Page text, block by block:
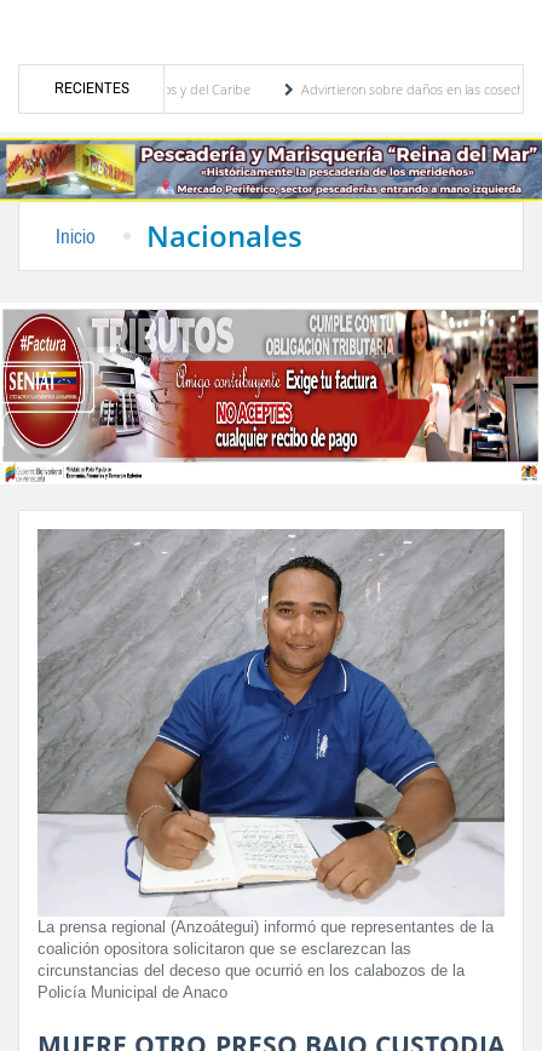
RECIENTES
Centroamericanos y del Caribe
Advirtieron sobre daños en las cosechas de los
Inicio Nacionales
La prensa regional (Anzoátegui) informó que representantes de la
coalición opositora solicitaron que se esclarezcan las
circunstancias del deceso que ocurrió en los calabozos de la
Policía Municipal de Anaco